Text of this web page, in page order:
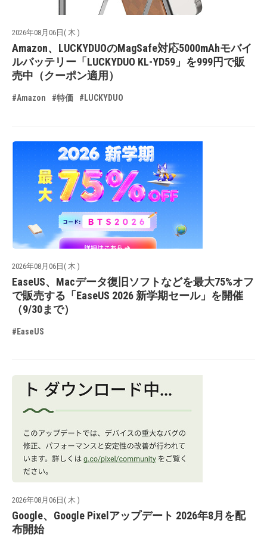
2026年08月06日( 木 )
Amazon、LUCKYDUOのMagSafe対応5000mAhモバイ
ルバッテリー「LUCKYDUO KL-YD59」を999円で販
売中（クーポン適用）
#Amazon #特価 #LUCKYDUO
2026年08月06日( 木 )
EaseUS、Macデータ復旧ソフトなどを最大75%オフ
で販売する「EaseUS 2026 新学期セール」を開催
（9/30まで）
#EaseUS
2026年08月06日( 木 )
Google、Google Pixelアップデート 2026年8月を配
布開始